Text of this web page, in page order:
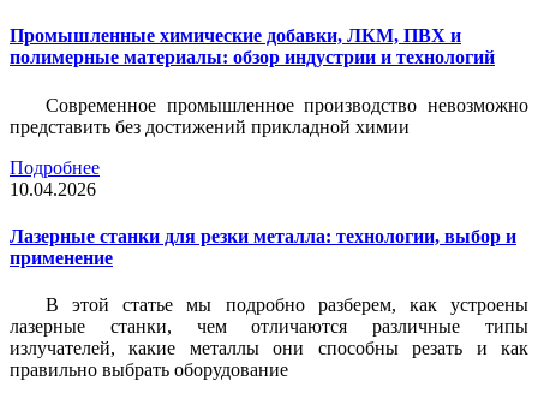
Промышленные химические добавки, ЛКМ, ПВХ и
полимерные материалы: обзор индустрии и технологий
Современное промышленное производство невозможно
представить без достижений прикладной химии
Подробнее
10.04.2026
Лазерные станки для резки металла: технологии, выбор и
применение
В этой статье мы подробно разберем, как устроены
лазерные станки, чем отличаются различные типы
излучателей, какие металлы они способны резать и как
правильно выбрать оборудование